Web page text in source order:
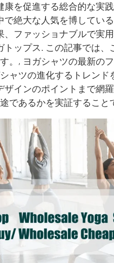
康を促進する総合的な実
で絶大な人気を博してい
、ファッショナブルで実
トップス. この記事では
。, ヨガシャツの最新の
ャツの進化するトレン
ザインのポイントまで網
であるかを実証すること